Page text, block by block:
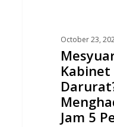
October 23,
Kabinet
Jam 5